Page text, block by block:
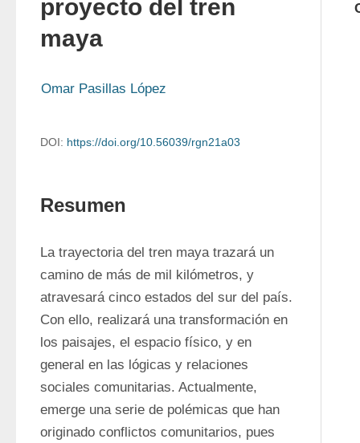
proyecto del tren
maya
Omar Pasillas López
DOI: https://doi.org/10.56039/rgn21a03
Resumen
La trayectoria del tren maya trazará un
camino de más de mil kilómetros, y
atravesará cinco estados del sur del país.
Con ello, realizará una transformación en
los paisajes, el espacio físico, y en
general en las lógicas y relaciones
sociales comunitarias. Actualmente,
emerge una serie de polémicas que han
originado conflictos comunitarios, pues